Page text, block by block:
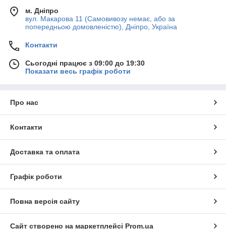
м. Дніпро
вул. Макарова 11 (Самовивозу немає, або за
попередньою домовленістю), Дніпро, Україна
Контакти
Сьогодні працює з 09:00 до 19:30
Показати весь графік роботи
Про нас
Контакти
Доставка та оплата
Графік роботи
Повна версія сайту
Сайт створено на маркетплейсі Prom.ua